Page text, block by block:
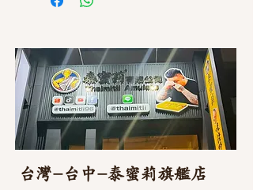
台灣-台中-泰蜜莉旗艦店